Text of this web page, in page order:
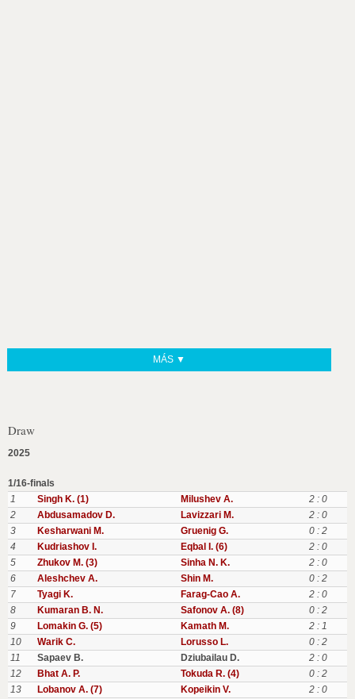
MÁS ▼
Draw
2025
1/16-finals
1
Singh K. (1) Milushev A.
2 : 0
2
Abdusamadov D. Lavizzari M.
2 : 0
3
Kesharwani M. Gruenig G.
0 : 2
4
Kudriashov I. Eqbal I. (6)
2 : 0
5
Zhukov M. (3) Sinha N. K.
2 : 0
6
Aleshchev A. Shin M.
0 : 2
7
Tyagi K. Farag-Cao A.
2 : 0
8
Kumaran B. N. Safonov A. (8)
0 : 2
9
Lomakin G. (5) Kamath M.
2 : 1
10
Warik C. Lorusso L.
0 : 2
11
Sapaev B. Dziubailau D.
2 : 0
12
Bhat A. P. Tokuda R. (4)
0 : 2
13
Lobanov A. (7) Kopeikin V. 2 : 0